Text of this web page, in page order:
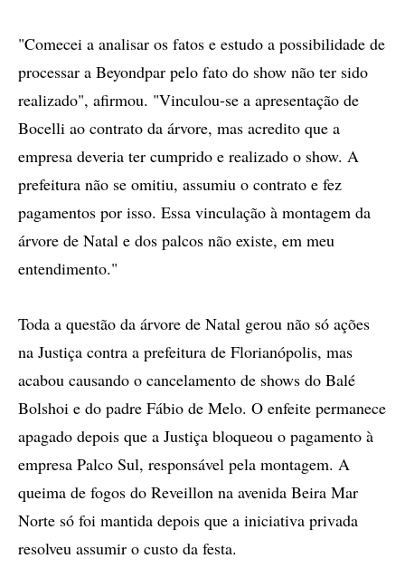
"Comecei a analisar os fatos e estudo a possibilidade de
processar a Beyondpar pelo fato do show não ter sido
realizado", afirmou. "Vinculou-se a apresentação de
Bocelli ao contrato da árvore, mas acredito que a
empresa deveria ter cumprido e realizado o show. A
prefeitura não se omitiu, assumiu o contrato e fez
pagamentos por isso. Essa vinculação à montagem da
árvore de Natal e dos palcos não existe, em meu
entendimento."
Toda a questão da árvore de Natal gerou não só ações
na Justiça contra a prefeitura de Florianópolis, mas
acabou causando o cancelamento de shows do Balé
Bolshoi e do padre Fábio de Melo. O enfeite permanece
apagado depois que a Justiça bloqueou o pagamento à
empresa Palco Sul, responsável pela montagem. A
queima de fogos do Reveillon na avenida Beira Mar
Norte só foi mantida depois que a iniciativa privada
resolveu assumir o custo da festa.